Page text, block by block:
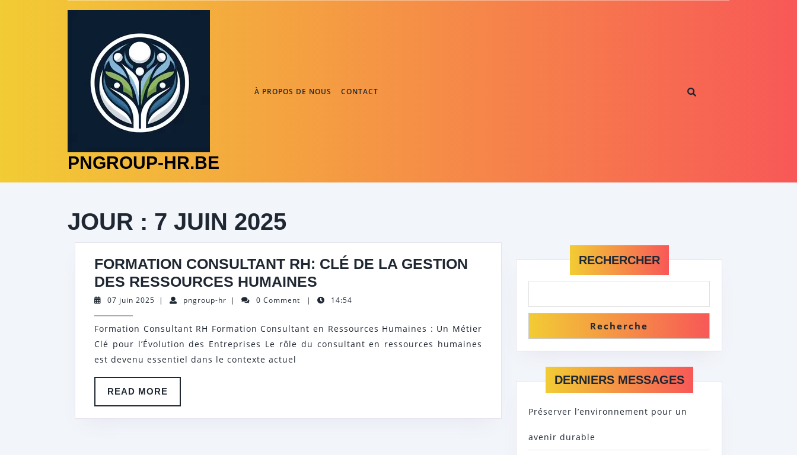
PNGROUP-HR.BE
À PROPOS DE NOUS CONTACT
JOUR : 7 JUIN 2025
FORMATION CONSULTANT RH: CLÉ DE LA GESTION
DES RESSOURCES HUMAINES
CONSULTANT
CLÉ
DE
RESSOURCES
07 juin 2025 07| pngroup-hr pngroup-
| 0 Comment | 14:54
Formation Consultant RH Formation Consultant en Ressources Humaines : Un Métier
Clé pour l’Évolution des Entreprises Le rôle du consultant en ressources humaines
est devenu essentiel dans le contexte actuel
READ MORE
MORE
RECHERCHER
Recherche
DERNIERS MESSAGES
Préserver l’environnement pour un
avenir durable